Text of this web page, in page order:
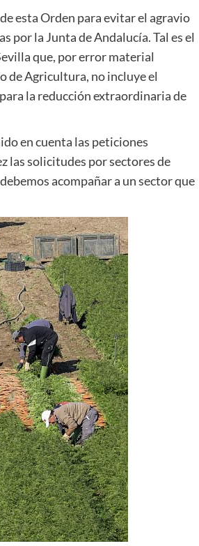
esta Orden para evitar el agravio
por la Junta de Andalucía. Tal es el
que, por error material
de Agricultura, no incluye el
la reducción extraordinaria de
en cuenta las peticiones
las solicitudes por sectores de
acompañar a un sector que